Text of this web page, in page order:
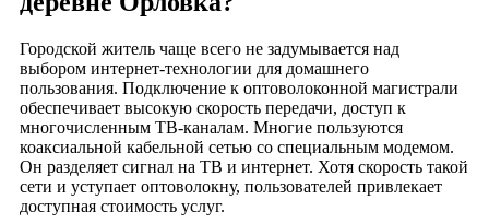
деревня Муравка
село Новое Село
деревня Отъезжее
деревня Сутоки
деревня Труфаново
село Милотичи
деревня Каменка
поселок Киевский
Городской житель чаще всего не задумывается над
выбором интернет-технологии для домашнего
пользования. Подключение к оптоволоконной магистрали
обеспечивает высокую скорость передачи, доступ к
многочисленным ТВ-каналам. Многие пользуются
коаксиальной кабельной сетью со специальным модемом.
Он разделяет сигнал на ТВ и интернет. Хотя скорость такой
сети и уступает оптоволокну, пользователей привлекает
доступная стоимость услуг.